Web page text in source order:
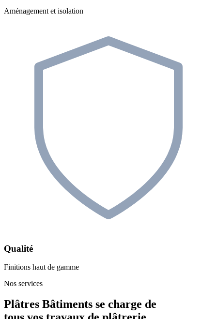
Aménagement et isolation
Qualité
Finitions haut de gamme
Nos services
Plâtres Bâtiments se charge de